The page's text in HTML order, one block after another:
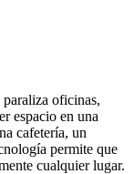
oficinas,
espacio en una
cafetería, un
permite que
cualquier lugar.